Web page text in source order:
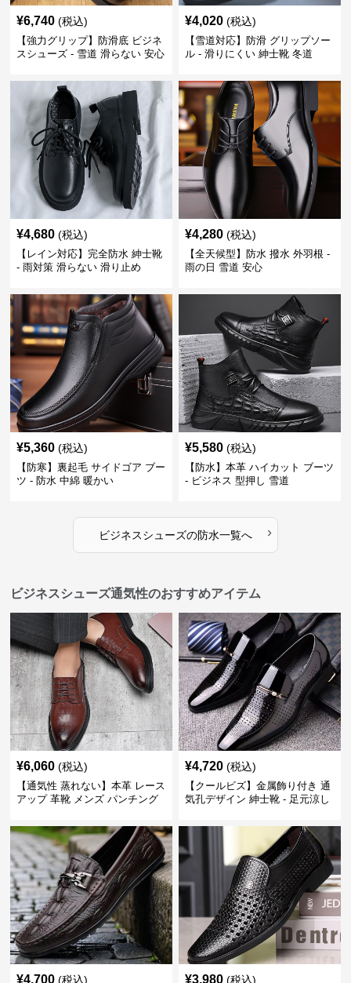
¥6,740 (税込)
【強力グリップ】防滑底 ビジネ
スシューズ - 雪道 滑らない 安心
¥4,020 (税込)
【雪道対応】防滑 グリップソー
ル - 滑りにくい 紳士靴 冬道
¥4,680 (税込)
【レイン対応】完全防水 紳士靴
- 雨対策 滑らない 滑り止め
¥4,280 (税込)
【全天候型】防水 撥水 外羽根 -
雨の日 雪道 安心
¥5,360 (税込)
【防寒】裏起毛 サイドゴア ブー
ツ - 防水 中綿 暖かい
¥5,580 (税込)
【防水】本革 ハイカット ブーツ
- ビジネス 型押し 雪道
ビジネスシューズの防水一覧へ ›
ビジネスシューズ通気性のおすすめアイテム
¥6,060 (税込)
【通気性 蒸れない】本革 レース
アップ 革靴 メンズ パンチング
い 営業
¥4,720 (税込)
【クールビズ】金属飾り付き 通
気孔デザイン 紳士靴 - 足元涼し
¥4,700 (税込) ¥3,980 (税込)